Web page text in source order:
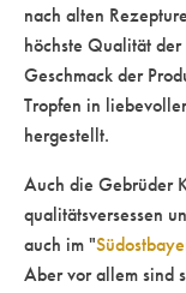
nach alten
höchste Qualität
Geschmack der
Tropfen in
hergestellt.
Auch die Gebrüder
qualitätsversessen
auch im "
Aber vor allem sind